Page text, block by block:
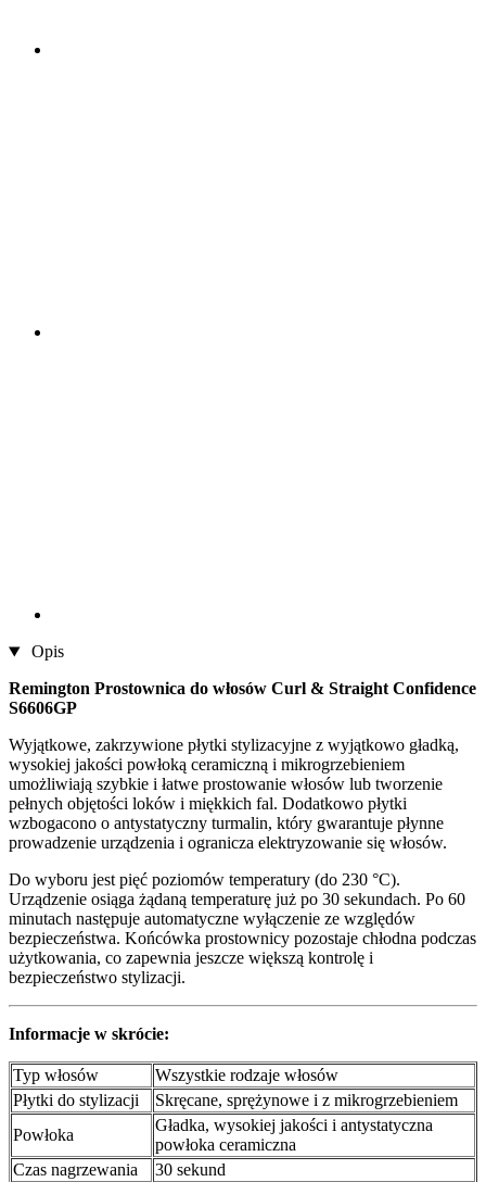
Opis
Remington Prostownica do włosów Curl & Straight Confidence
S6606GP
Wyjątkowe, zakrzywione płytki stylizacyjne z wyjątkowo gładką,
wysokiej jakości powłoką ceramiczną i mikrogrzebieniem
umożliwiają szybkie i łatwe prostowanie włosów lub tworzenie
pełnych objętości loków i miękkich fal. Dodatkowo płytki
wzbogacono o antystatyczny turmalin, który gwarantuje płynne
prowadzenie urządzenia i ogranicza elektryzowanie się włosów.
Do wyboru jest pięć poziomów temperatury (do 230 °C).
Urządzenie osiąga żądaną temperaturę już po 30 sekundach. Po 60
minutach następuje automatyczne wyłączenie ze względów
bezpieczeństwa. Końcówka prostownicy pozostaje chłodna podczas
użytkowania, co zapewnia jeszcze większą kontrolę i
bezpieczeństwo stylizacji.
Informacje w skrócie:
Typ włosów
Wszystkie rodzaje włosów
Płytki do stylizacji
Skręcane, sprężynowe i z mikrogrzebieniem
Powłoka
Gładka, wysokiej jakości i antystatyczna
powłoka ceramiczna
Czas nagrzewania
30 sekund